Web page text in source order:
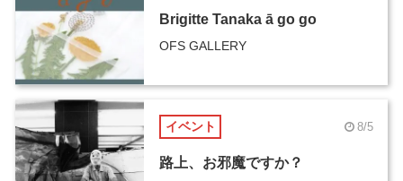
Brigitte Tanaka ā go go
OFS GALLERY
イベント 8/5
路上、お邪魔ですか？